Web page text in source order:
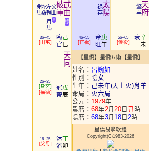
武
曲
祿
破
軍
文
曲
忌
左
輔
陀
羅
命
馬
月
馬
36~45
田宅
臨
官
己
巳
太
陽
祿
存
46~55
官祿
帝
旺
庚
午
天
府
擎
羊
56~65
僕役
衰辛
未
天
同
26~35
身宮
福德
冠
帶
戊
辰
16~25
父母
沐
浴
丁
卯
【星僑】星僑五術【星僑】
姓名： 呂婉如
性別： 陰女
生年： 己未年(天上火)肖羊
命局： 火六局
公元： 1979年
農曆： 68年2月 20 日 丑時
陽曆： 68年3月 18 日 2時
星僑易學軟體
Copyright(C)1983-2026